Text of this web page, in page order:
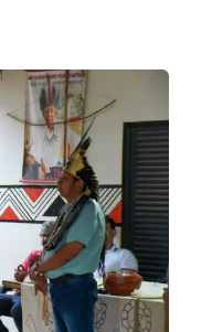
recursos
por
Camila
Jara